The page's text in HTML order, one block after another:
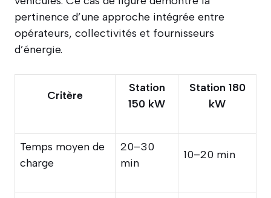
pertinence d’une approche intégrée entre
opérateurs, collectivités et fournisseurs
d’énergie.
Critère
Station
150 kW
Station 180
kW
Temps moyen de
charge
20–30
min
10–20 min